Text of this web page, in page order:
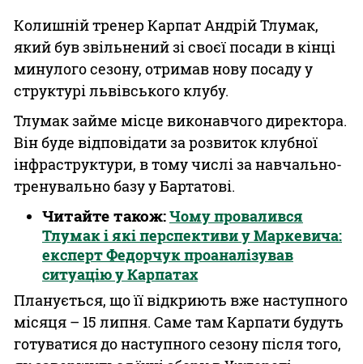
Колишній тренер Карпат Андрій Тлумак,
який був звільнений зі своєї посади в кінці
минулого сезону, отримав нову посаду у
структурі львівського клубу.
Тлумак займе місце виконавчого директора.
Він буде відповідати за розвиток клубної
інфраструктури, в тому числі за навчально-
тренувально базу у Бартатові.
Читайте також:Чому провалився
Тлумак і які перспективи у Маркевича:
експерт Федорчук проаналізував
ситуацію у Карпатах
Планується, що її відкриють вже наступного
місяця – 15 липня. Саме там Карпати будуть
готуватися до наступного сезону після того,